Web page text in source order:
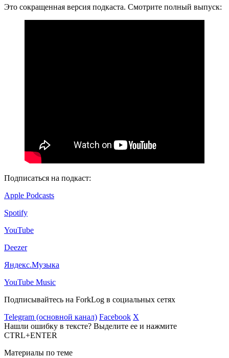
Это сокращенная версия подкаста. Смотрите полный выпуск:
Подписаться на подкаст:
Apple Podcasts
Spotify
YouTube
Deezer
Яндекс.Музыка
YouTube Music
Подписывайтесь на ForkLog в социальных сетях
Telegram (основной канал) Facebook X
Нашли ошибку в тексте? Выделите ее и нажмите
CTRL+ENTER
Материалы по теме